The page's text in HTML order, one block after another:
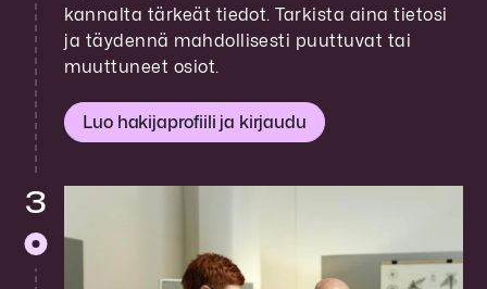
kannalta tärkeät tiedot. Tarkista aina tietosi
ja täydennä mahdollisesti puuttuvat tai
muuttuneet osiot.
Luo hakijaprofiili ja kirjaudu
3